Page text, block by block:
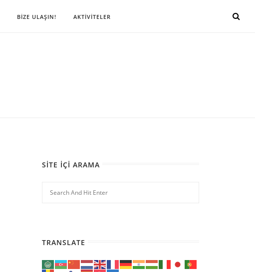
BIZE ULAŞIN! AKTİVİTELER
SITE İÇI ARAMA
TRANSLATE